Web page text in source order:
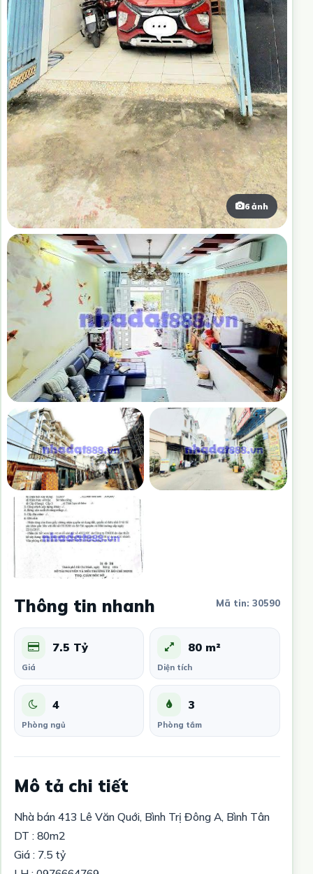
6 ảnh
Thông tin nhanh Mã tin: 30590
7.5 Tỷ
Giá
80 m²
Diện tích
4
Phòng ngủ
3
Phòng tắm
Mô tả chi tiết
Nhà bán 413 Lê Văn Quới, Bình Trị Đông A, Bình Tân
DT : 80m2
Giá : 7.5 tỷ